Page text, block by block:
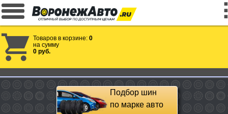
Товаров в корзине: 0
на сумму
0 руб.
Подбор шин
по марке авто